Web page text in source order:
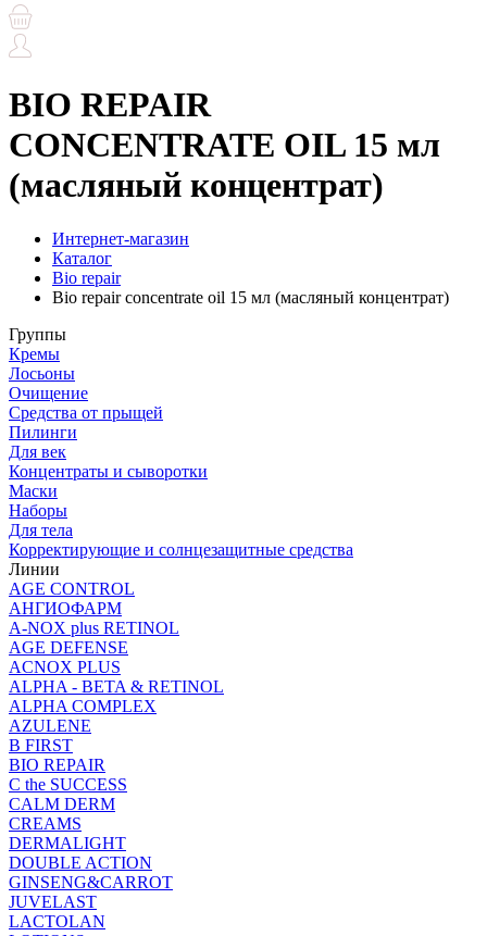
BIO REPAIR
CONCENTRATE OIL 15 мл
(масляный концентрат)
Интернет-магазин
Каталог
Bio repair
Bio repair concentrate oil 15 мл (масляный концентрат)
Группы
Кремы
Лосьоны
Очищение
Средства от прыщей
Пилинги
Для век
Концентраты и сыворотки
Маски
Наборы
Для тела
Корректирующие и солнцезащитные средства
Линии
AGE CONTROL
АНГИОФАРМ
A-NOX plus RETINOL
AGE DEFENSE
ACNOX PLUS
ALPHA - BETA & RETINOL
ALPHA COMPLEX
AZULENE
B FIRST
BIO REPAIR
C the SUCCESS
CALM DERM
CREAMS
DERMALIGHT
DOUBLE ACTION
GINSENG&CARROT
JUVELAST
LACTOLAN